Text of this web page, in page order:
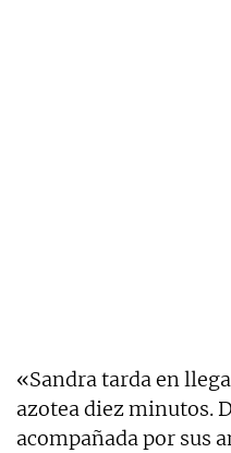
«Sandra tarda en
azotea diez minutos.
acompañada por sus